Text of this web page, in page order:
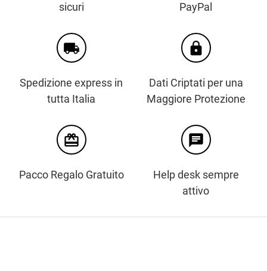
sicuri
PayPal
local_shipping
Spedizione express in
tutta Italia
https
Dati Criptati per una
Maggiore Protezione
card_giftcard
Pacco Regalo Gratuito
chat
Help desk sempre
attivo